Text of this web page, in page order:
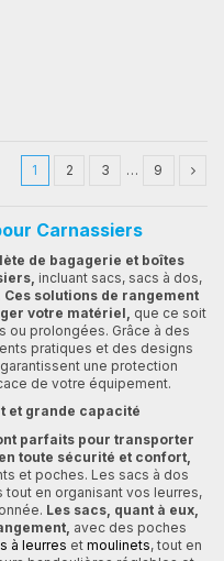
1 2 3 … 9
Carnassiers
de bagagerie et boîtes
incluant sacs, sacs à dos,
Ces solutions de rangement
votre matériel, que ce soit
ou prolongées. Grâce à des
pratiques et des designs
une protection
de votre équipement.
et grande capacité
parfaits pour transporter
toute sécurité et confort,
et poches. Les sacs à dos
en organisant vos leurres,
Les sacs, quant à eux,
avec des poches
à leurres et moulinets, tout en